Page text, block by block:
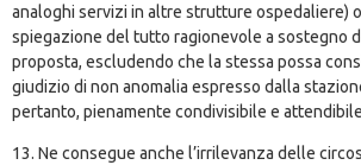
analoghi servizi in altre strutture ospedaliere)
spiegazione del tutto ragionevole a sostegno
proposta, escludendo che la stessa possa
giudizio di non anomalia espresso dalla
pertanto, pienamente condivisibile e
13. Ne consegue anche l’irrilevanza delle